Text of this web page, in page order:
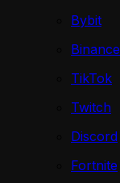
Bybit
Binance
TikTok
Twitch
Discord
Fortnite